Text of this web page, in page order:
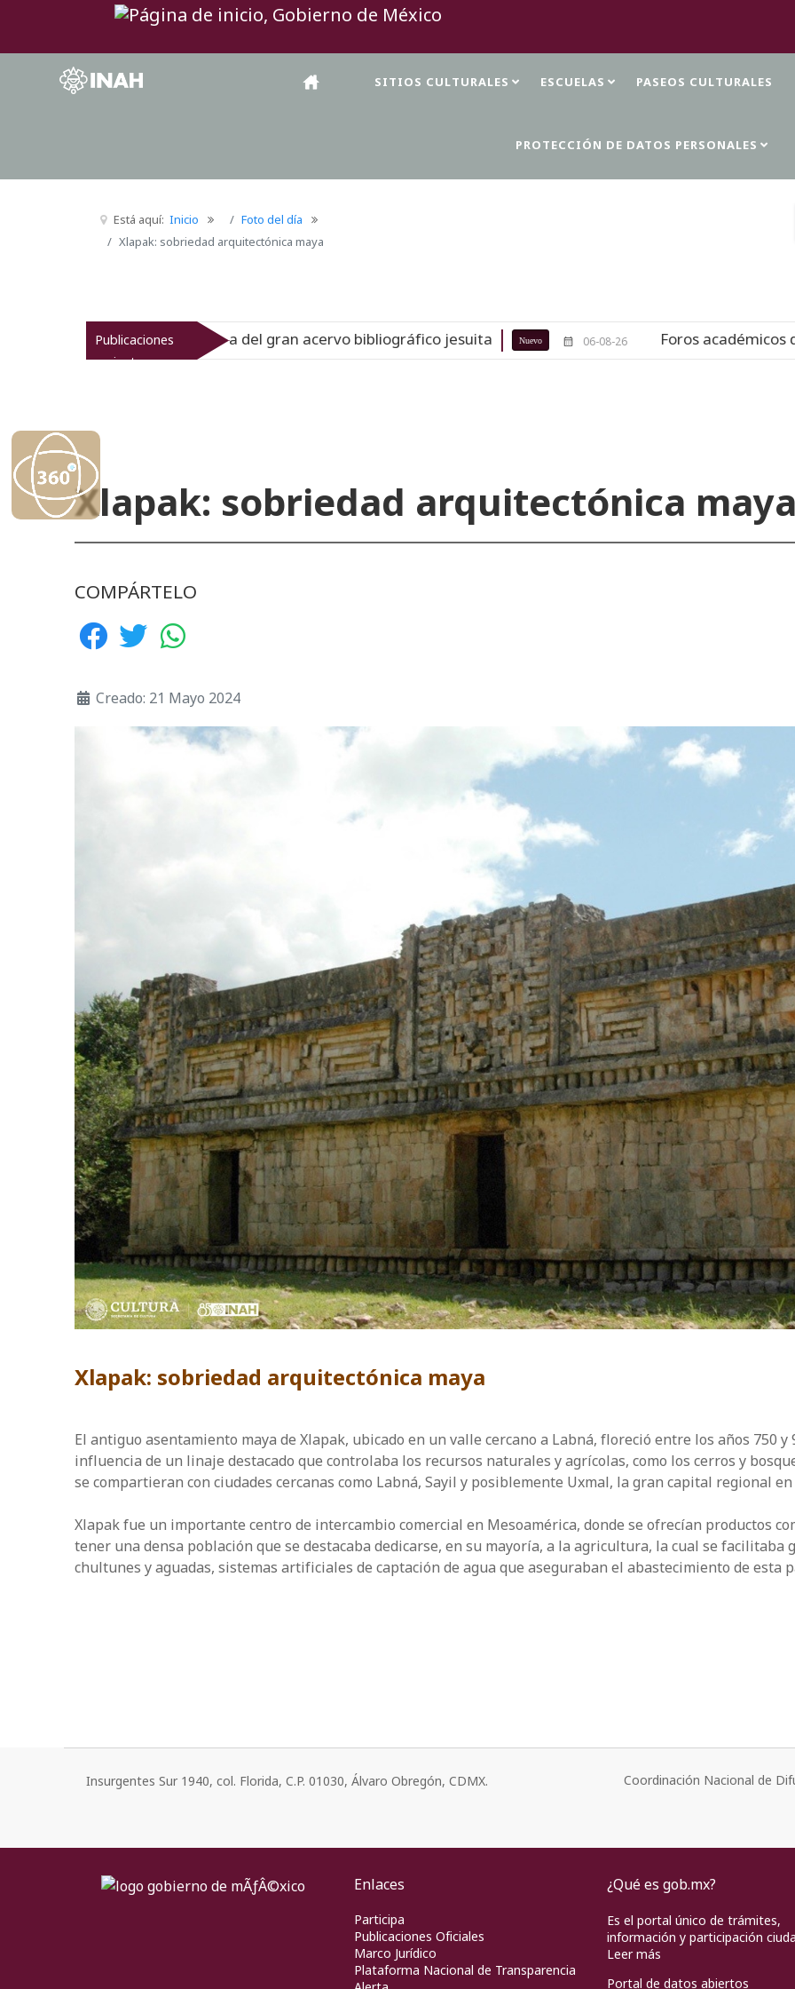
SITIOS CULTURALES ESCUELAS PASEOS CULTURALES
PROTECCIÓN DE DATOS PERSONALES
Está aquí: Inicio
Foto del día
Xlapak: sobriedad arquitectónica maya
Publicaciones
recientes
la historia del gran acervo bibliográfico jesuita Nuevo 06-08-26 Foros académicos de la 37
Xlapak: sobriedad arquitectónica
COMPÁRTELO
Creado: 21 Mayo 2024
Xlapak: sobriedad arquitectónica maya
El antiguo asentamiento maya de Xlapak, ubicado en un valle cercano a Labná, floreció entre los años 750
influencia de un linaje destacado que controlaba los recursos naturales y agrícolas, como los cerros y
se compartieran con ciudades cercanas como Labná, Sayil y posiblemente Uxmal, la gran capital regional
Xlapak fue un importante centro de intercambio comercial en Mesoamérica, donde se ofrecían productos
tener una densa población que se destacaba dedicarse, en su mayoría, a la agricultura, la cual se
chultunes y aguadas, sistemas artificiales de captación de agua que aseguraban el abastecimiento de esta
Insurgentes Sur 1940, col. Florida, C.P. 01030, Álvaro Obregón, CDMX. Coordinación Nacional de
Enlaces
Participa
Publicaciones Oficiales
Marco Jurídico
Plataforma Nacional de Transparencia
¿Qué es gob.mx?
Es el portal único de trámites,
información y participación
Leer más
Portal de datos abiertos